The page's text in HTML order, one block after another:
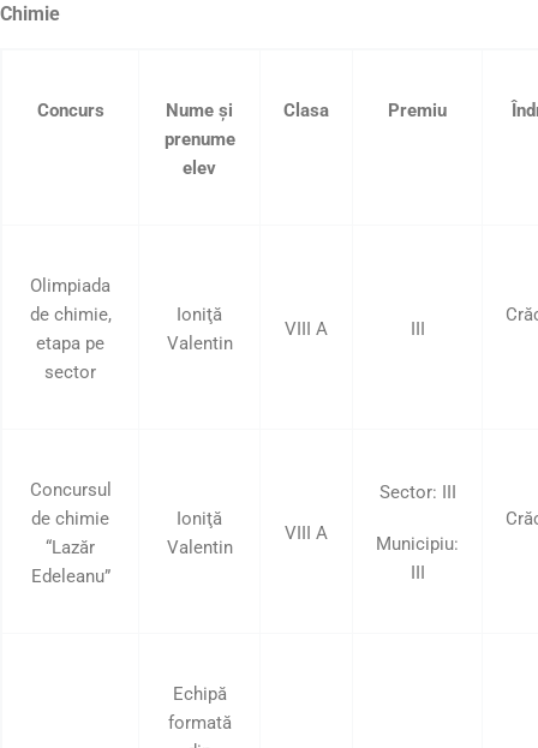
Chimie
Concurs
Nume şi
prenume
elev
Clasa Premiu
Olimpiada
de chimie,
etapa pe
sector
Ioniţă
Valentin
VIII A III
Concursul
de chimie
“Lazăr
Edeleanu”
Ioniţă
Valentin
VIII A
Sector: III
Municipiu:
III
Echipă
formată